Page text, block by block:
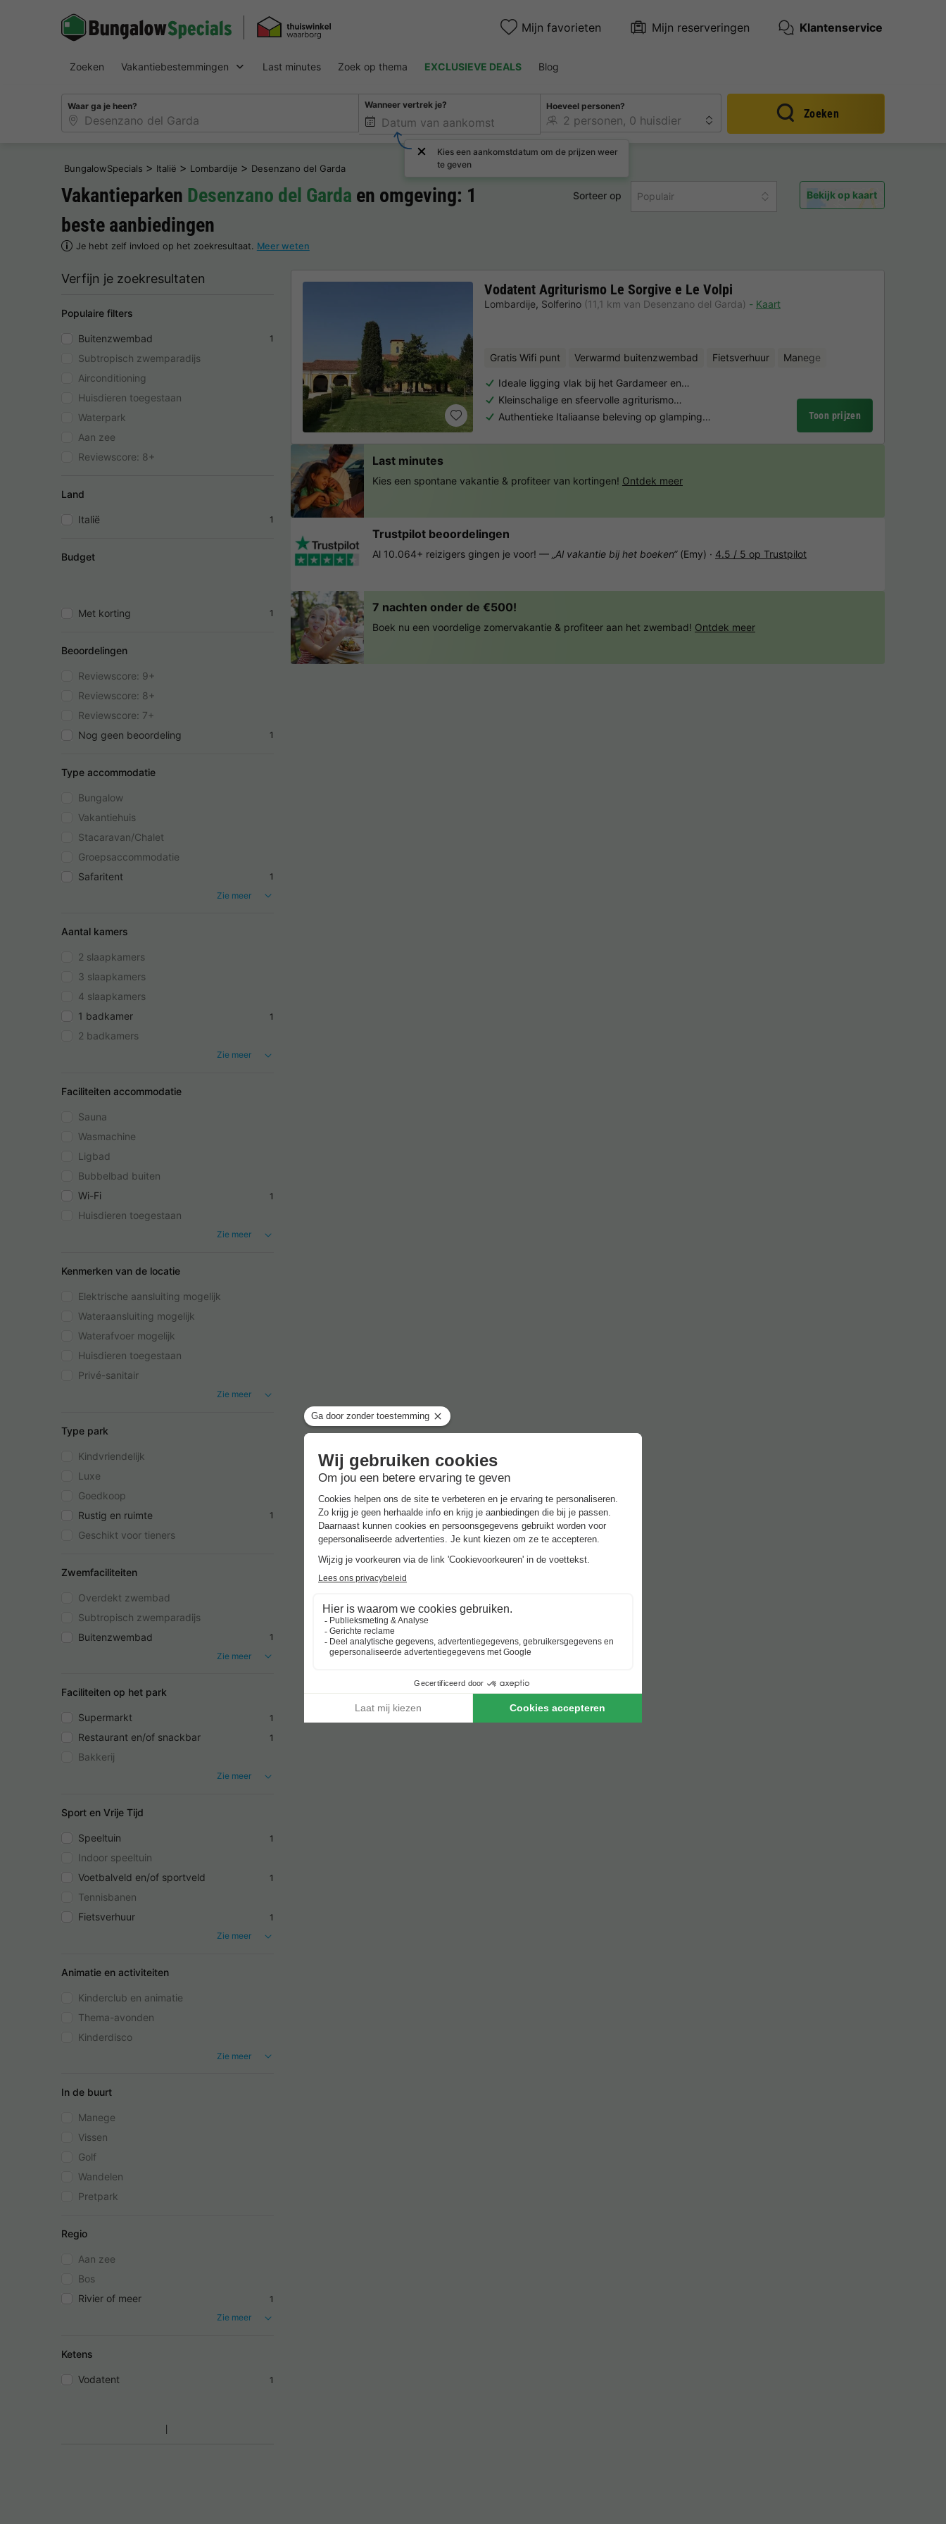
Mijn favorieten Mijn reserveringen Klantenservice
Zoeken Vakantiebestemmingen Last minutes Zoek op thema EXCLUSIEVE DEALS Blog
Waar ga je heen? Wanneer vertrek je?
Kies een aankomstdatum om de prijzen weer
te geven
Hoeveel personen?
Zoeken
BungalowSpecials > Italië > Lombardije > Desenzano del Garda
Vakantieparken Desenzano del Garda en omgeving: 1
beste aanbiedingen
Je hebt zelf invloed op het zoekresultaat. Meer weten
Sorteer op Populair Bekijk op kaart
Verfijn je zoekresultaten
Populaire filters
Buitenzwembad 1
Subtropisch zwemparadijs
Airconditioning
Huisdieren toegestaan
Waterpark
Aan zee
Reviewscore: 8+
Land
Italië 1
Budget
Met korting 1
Beoordelingen
Reviewscore: 9+
Reviewscore: 8+
Reviewscore: 7+
Nog geen beoordeling
1
Type accommodatie
Bungalow
Vakantiehuis
Stacaravan/Chalet
Groepsaccommodatie
Safaritent
1
Zie meer
Aantal kamers
2 slaapkamers
3 slaapkamers
4 slaapkamers
1 badkamer
1
2 badkamers
Zie meer
Faciliteiten accommodatie
Sauna
Wasmachine
Ligbad
Bubbelbad buiten
Wi-Fi
1
Huisdieren toegestaan
Zie meer
Kenmerken van de locatie
Elektrische aansluiting mogelijk
Wateraansluiting mogelijk
Waterafvoer mogelijk
Huisdieren toegestaan
Privé-sanitair
Zie meer
Type park
Kindvriendelijk
Luxe
Goedkoop
Rustig en ruimte
1
Geschikt voor tieners
Zwemfaciliteiten
Overdekt zwembad
Subtropisch zwemparadijs
Buitenzwembad
1
Zie meer
Faciliteiten op het park
Supermarkt 1
Restaurant en/of snackbar 1
Bakkerij
Zie meer
Sport en Vrije Tijd
Speeltuin 1
Indoor speeltuin
Voetbalveld en/of sportveld
1
Tennisbanen
Fietsverhuur
1
Zie meer
Animatie en activiteiten
Kinderclub en animatie
Thema-avonden
Kinderdisco
Zie meer
In de buurt
Manege
Vissen
Golf
Wandelen
Pretpark
Regio
Aan zee
Bos
Rivier of meer
1
Zie meer
Ketens
Vodatent 1
Vodatent Agriturismo Le Sorgive e Le Volpi
Lombardije, Solferino (11,1 km van Desenzano del Garda) Kaart
Gratis Wifi punt Verwarmd buitenzwembad Fietsverhuur Manege
Ideale ligging vlak bij het Gardameer en…
Kleinschalige en sfeervolle agriturismo…
Authentieke Italiaanse beleving op glamping…
Toon prijzen
Last minutes
Kies een spontane vakantie & profiteer van kortingen! Ontdek meer
Trustpilot beoordelingen
Al 10.064+ reizigers gingen je voor! — „Al vakantie bij het boeken“(Emy) · 4.5 / 5 op Trustpilot
7 nachten onder de €500!
Boek nu een voordelige zomervakantie & profiteer aan het zwembad! Ontdek meer